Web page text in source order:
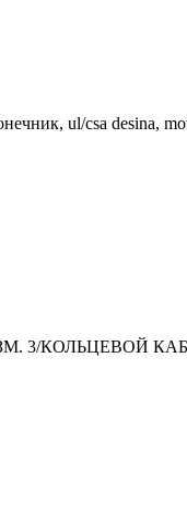
ul/csa desina,
3/КОЛЬЦЕВОЙ